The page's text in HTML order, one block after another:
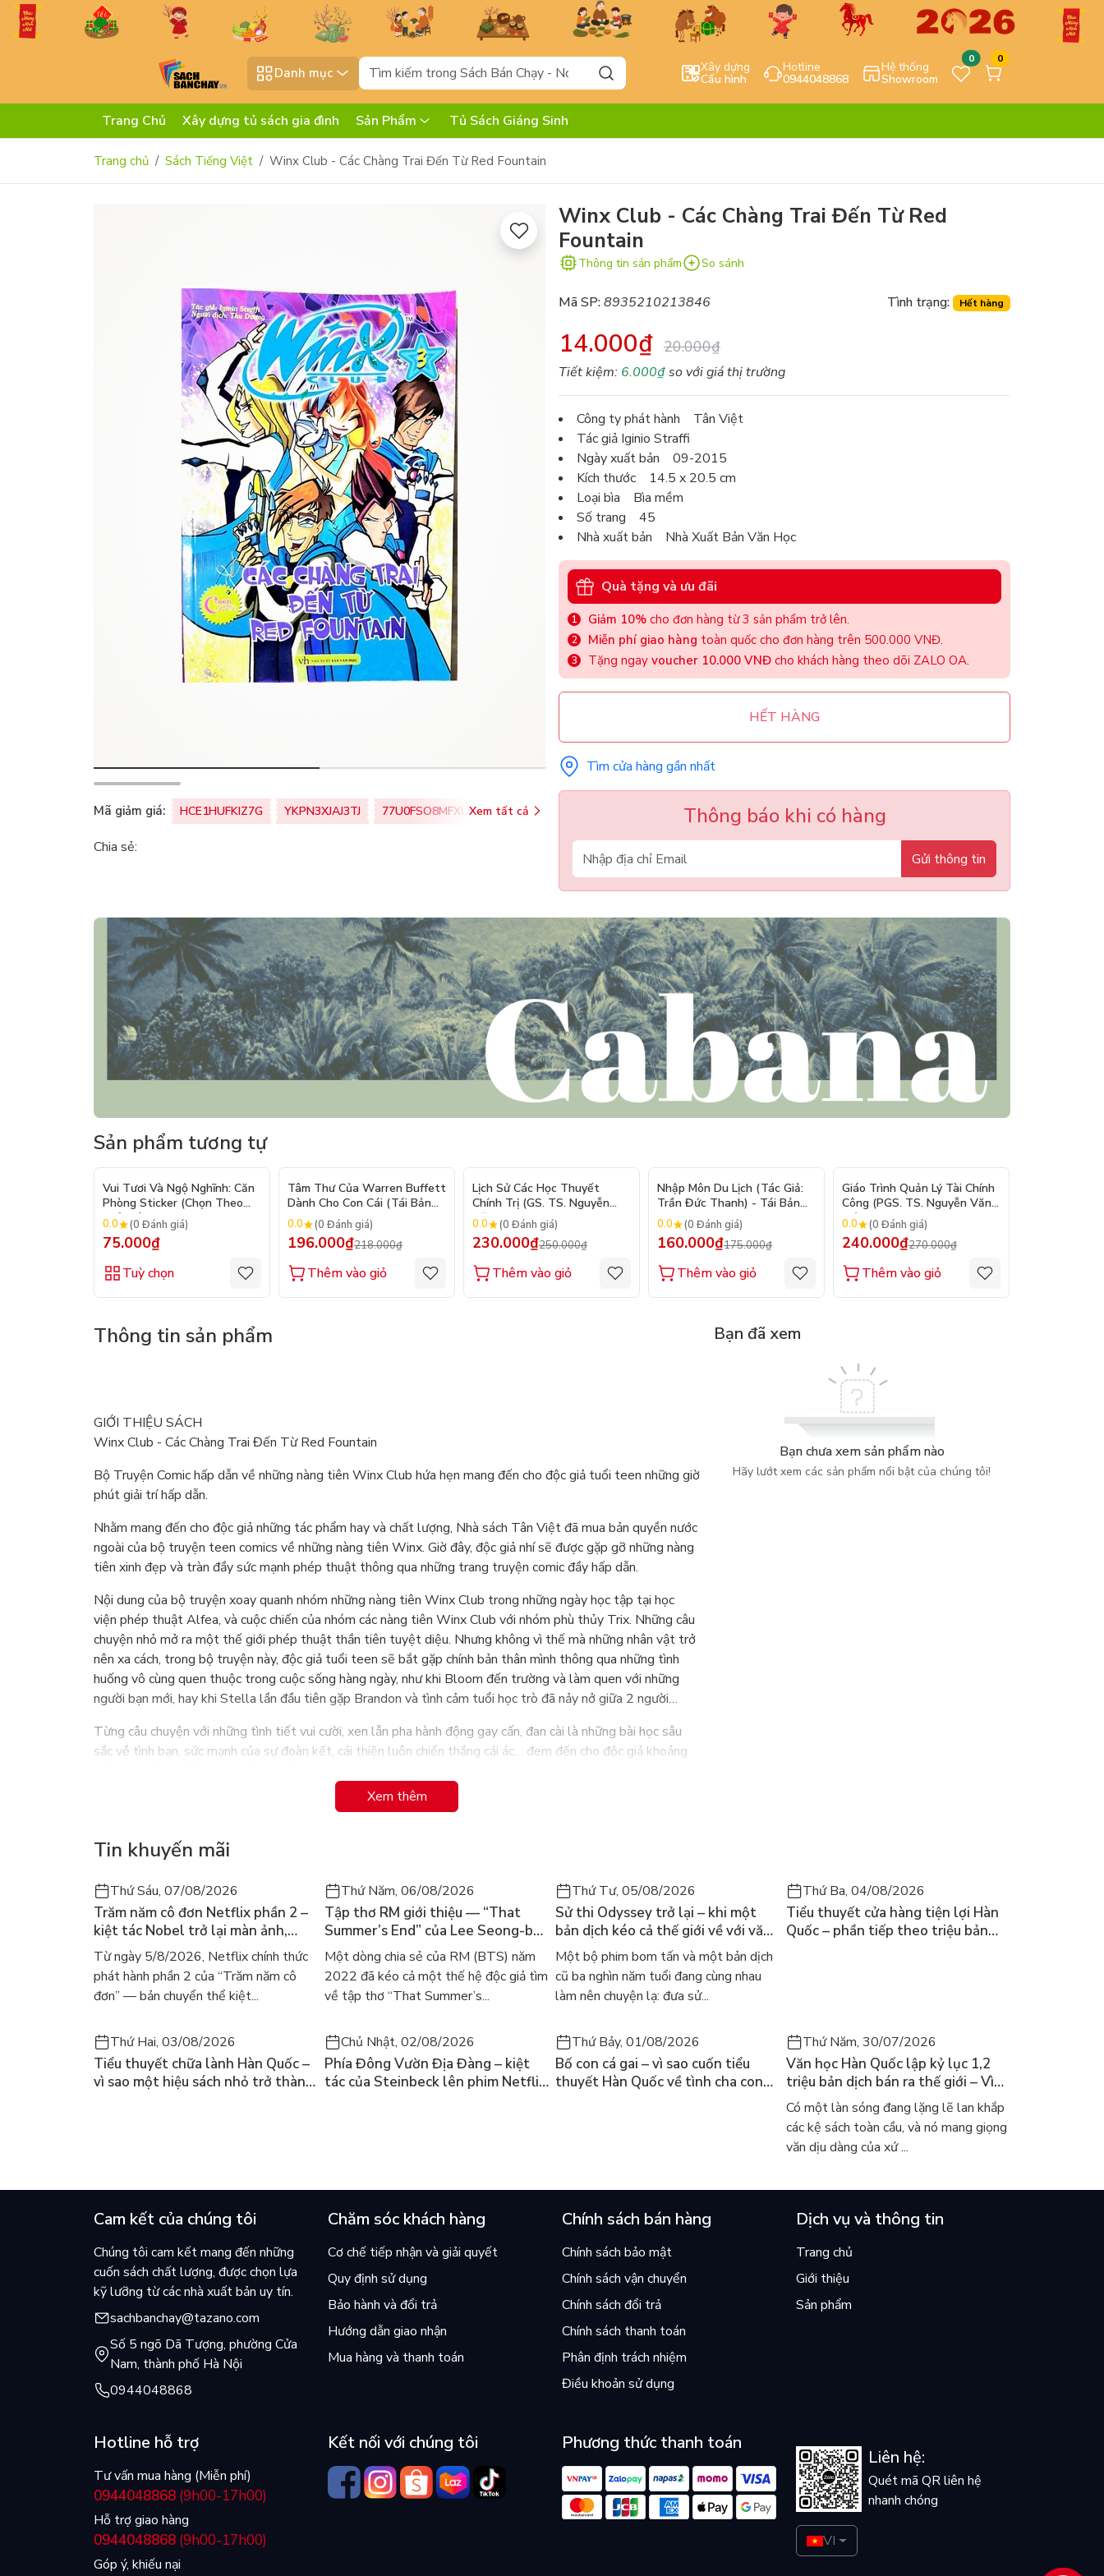
Danh mục Xây dựng
Cấu hình
Hotline
0944048868
Hệ thống
Showroom
0 0
Trang Chủ Xây dựng tủ sách gia đình Sản Phẩm Tủ Sách Giáng Sinh
Trang chủ Sách Tiếng Việt Winx Club - Các Chàng Trai Đến Từ Red Fountain
Mã giảm giá: HCE1HUFKIZ7G YKPN3XJAJ3TJ 77U0FSO8MFXU Xem tất cả
Chia sẻ:
Winx Club - Các Chàng Trai Đến Từ Red
Fountain
Thông tin sản phẩm So sánh
Mã SP:8935210213846 Tình trạng: Hết hàng
14.000₫ 20.000₫
Tiết kiệm: 6.000₫so với giá thị trường
Công ty phát hành Tân Việt
Tác giả Iginio Straffi
Ngày xuất bản 09-2015
Kích thước 14.5 x 20.5 cm
Loại bìa Bìa mềm
Số trang 45
Nhà xuất bản Nhà Xuất Bản Văn Học
Quà tặng và ưu đãi
Giảm 10% cho đơn hàng từ 3 sản phẩm trở lên.
Miễn phí giao hàng toàn quốc cho đơn hàng trên 500.000 VNĐ.
Tặng ngay voucher 10.000 VNĐ cho khách hàng theo dõi ZALO OA.
HẾT HÀNG
Tìm cửa hàng gần nhất
Thông báo khi có hàng
Gửi thông tin
Sản phẩm tương tự
Vui Tươi Và Ngộ Nghĩnh: Căn
Phòng Sticker (Chọn Theo
Chủ Đề) - Hơn 250 Sticker
0.0 (0 Đánh giá)
75.000₫
Tuỳ chọn
- 10%
Tâm Thư Của Warren Buffett
Dành Cho Con Cái (Tái Bản
2026)
0.0 (0 Đánh giá)
196.000₫218.000₫
Thêm vào giỏ
Lịch Sử Các Học Thuyết
Chính Trị (GS. TS. Nguyễn
Đăng Dung)
0.0 (0 Đánh giá)
230.000₫250.000₫
Thêm vào giỏ
- 9%
Nhập Môn Du Lịch (Tác Giả:
Trần Đức Thanh) - Tái Bản
2026
0.0 (0 Đánh giá)
160.000₫175.000₫
Thêm vào giỏ
- 11%
Giáo Trình Quản Lý Tài Chính
Công (PGS. TS. Nguyễn Văn
Hiệu)
0.0 (0 Đánh giá)
240.000₫270.000₫
Thêm vào giỏ
Thông tin sản phẩm
GIỚI THIỆU SÁCH
Winx Club - Các Chàng Trai Đến Từ Red Fountain
Bộ Truyện Comic hấp dẫn về những nàng tiên Winx Club hứa hẹn mang đến cho độc giả tuổi teen những giờ
phút giải trí hấp dẫn.
Nhằm mang đến cho độc giả những tác phẩm hay và chất lượng, Nhà sách Tân Việt đã mua bản quyền nước
ngoài của bộ truyện teen comics về những nàng tiên Winx. Giờ đây, độc giả nhí sẽ được gặp gỡ những nàng
tiên xinh đẹp và tràn đầy sức mạnh phép thuật thông qua những trang truyện comic đầy hấp dẫn.
Nội dung của bộ truyện xoay quanh nhóm những nàng tiên Winx Club trong những ngày học tập tại học
viện phép thuật Alfea, và cuộc chiến của nhóm các nàng tiên Winx Club với nhóm phù thủy Trix. Những câu
chuyện nhỏ mở ra một thế giới phép thuật thần tiên tuyệt diệu. Nhưng không vì thế mà những nhân vật trở
nên xa cách, trong bộ truyện này, độc giả tuổi teen sẽ bắt gặp chính bản thân mình thông qua những tình
huống vô cùng quen thuộc trong cuộc sống hàng ngày, như khi Bloom đến trường và làm quen với những
người bạn mới, hay khi Stella lần đầu tiên gặp Brandon và tình cảm tuổi học trò đã nảy nở giữa 2 người…
Từng câu chuyện với những tình tiết vui cười, xen lẫn pha hành động gay cấn, đan cài là những bài học sâu
sắc về tình bạn, sức mạnh của sự đoàn kết, cái thiện luôn chiến thắng cái ác… đem đến cho độc giả khoảng
Nhóm các nàng tiên Winx: Bloom. Stella, Flora, Tecna, Musa
Nhóm các chàng trai đến từ Red Fountain: Sky (Bạn trai của Bloom), Brandon (Bạn trai của Stella), Timmy
(Bạn trai của Tecna), Riven (bạn trai của Musa).
Xem thêm
Bạn đã xem
Bạn chưa xem sản phẩm nào
Hãy lướt xem các sản phẩm nổi bật của chúng tôi!
Tin khuyến mãi
Thứ Sáu, 07/08/2026
Trăm năm cô đơn Netflix phần 2 –
kiệt tác Nobel trở lại màn ảnh,
dòng người tìm đọc lại García
Márquez
Từ ngày 5/8/2026, Netflix chính thức
phát hành phần 2 của “Trăm năm cô
đơn” — bản chuyển thể kiệt...
Thứ Năm, 06/08/2026
Tập thơ RM giới thiệu — “That
Summer’s End” của Lee Seong-bok
ra mắt bản tiếng Anh sau 4 năm
gây sốt
Một dòng chia sẻ của RM (BTS) năm
2022 đã kéo cả một thế hệ độc giả tìm
về tập thơ “That Summer’s...
Thứ Tư, 05/08/2026
Sử thi Odyssey trở lại – khi một
bản dịch kéo cả thế giới về với văn
học kinh điển
Một bộ phim bom tấn và một bản dịch
cũ ba nghìn năm tuổi đang cùng nhau
làm nên chuyện lạ: đưa sử...
Thứ Ba, 04/08/2026
Tiểu thuyết cửa hàng tiện lợi Hàn
Quốc – phần tiếp theo triệu bản
Thứ Hai, 03/08/2026
Tiểu thuyết chữa lành Hàn Quốc –
vì sao một hiệu sách nhỏ trở thành
Chủ Nhật, 02/08/2026
Phía Đông Vườn Địa Đàng – kiệt
tác của Steinbeck lên phim Netflix
Thứ Bảy, 01/08/2026
Bố con cá gai – vì sao cuốn tiểu
thuyết Hàn Quốc về tình cha con
Thứ Năm, 30/07/2026
Văn học Hàn Quốc lập kỷ lục 1,2
triệu bản dịch bán ra thế giới – Vì
sao cả thế giới đang đọc sách Hàn?
Có một làn sóng đang lặng lẽ lan khắp
các kệ sách toàn cầu, và nó mang giọng
văn dịu dàng của xứ ...
Cam kết của chúng tôi
Chúng tôi cam kết mang đến những
cuốn sách chất lượng, được chọn lựa
kỹ lưỡng từ các nhà xuất bản uy tín.
sachbanchay@tazano.com
Số 5 ngõ Dã Tượng, phường Cửa
Nam, thành phố Hà Nội
0944048868
Chăm sóc khách hàng
Cơ chế tiếp nhận và giải quyết
Quy định sử dụng
Bảo hành và đổi trả
Hướng dẫn giao nhận
Mua hàng và thanh toán
Chính sách bán hàng
Chính sách bảo mật
Chính sách vận chuyển
Chính sách đổi trả
Chính sách thanh toán
Phân định trách nhiệm
Điều khoản sử dụng
Dịch vụ và thông tin
Trang chủ
Giới thiệu
Sản phẩm
Hotline hỗ trợ
Tư vấn mua hàng (Miễn phí)
0944048868 (9h00-17h00)
Hỗ trợ giao hàng
0944048868 (9h00-17h00)
Góp ý, khiếu nại
Kết nối với chúng tôi Phương thức thanh toán
Liên hệ:
Quét mã QR liên hệ
nhanh chóng
VI